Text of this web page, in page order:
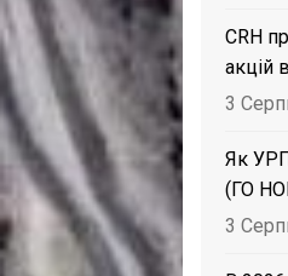
CRH
акцій
3
Як
(ГО
3